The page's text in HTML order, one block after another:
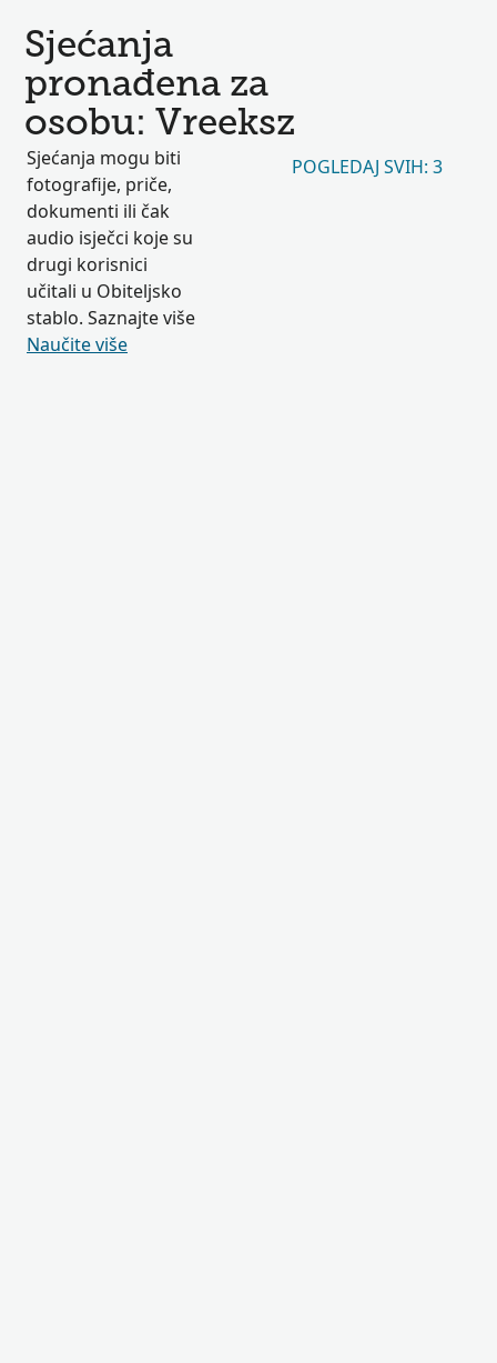
Sjećanja
pronađena za
osobu: Vreeksz
Sjećanja mogu biti
fotografije, priče,
dokumenti ili čak
audio isječci koje su
drugi korisnici
učitali u Obiteljsko
stablo. Saznajte više
Naučite više
POGLEDAJ SVIH: 3